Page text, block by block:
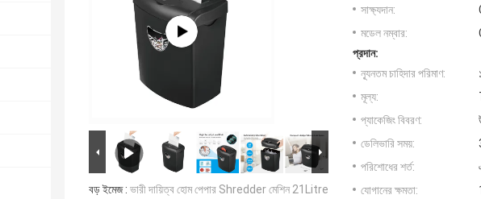
বড় ইমেজ : ভারী দায়িত্ব হোম পেপার Shredder মেশিন 21Litre
সাক্ষ্যদান:
মডেল নম্বার:
প্রদান:
ন্যূনতম চাহিদার পরিমাণ:
মূল্য:
প্যাকেজিং বিবরণ:
ডেলিভারি সময়:
পরিশোধের শর্ত:
যোগানের ক্ষমতা: